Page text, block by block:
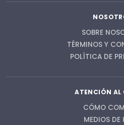
SOBRE
TÉRMINOS Y
POLÍTICA DE
ATENCIÓN AL
CÓMO
MEDIOS DE